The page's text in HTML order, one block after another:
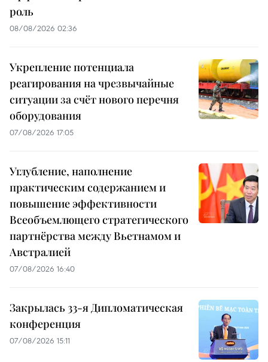
роль
08/08/2026 02:36
Укрепление потенциала
реагирования на чрезвычайные
ситуации за счёт нового перечня
оборудования
07/08/2026 17:05
Углубление, наполнение
практическим содержанием и
повышение эффективности
Всеобъемлющего стратегического
партнёрства между Вьетнамом и
Австралией
07/08/2026 16:40
Закрылась 33-я Дипломатическая
конференция
07/08/2026 15:11